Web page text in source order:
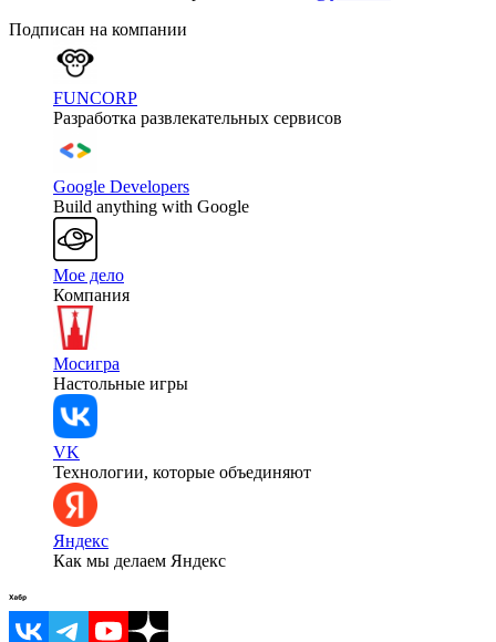
Подписан на компании
FUNCORP
Разработка развлекательных сервисов
Google Developers
Build anything with Google
Мое дело
Компания
Мосигра
Настольные игры
VK
Технологии, которые объединяют
Яндекс
Как мы делаем Яндекс